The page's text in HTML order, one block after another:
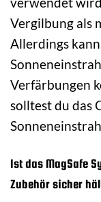
Vergilbung als
Allerdings
Verfärbungen
solltest du das
Ist das MagSafe
Zubehör sicher